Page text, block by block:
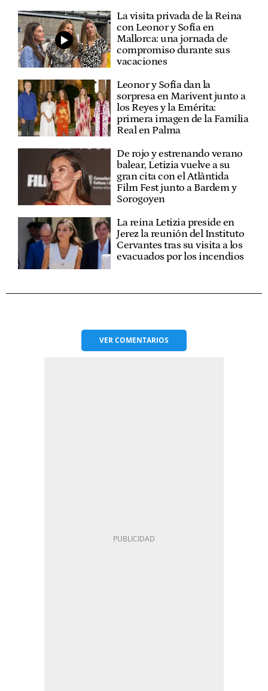
La visita privada de la Reina
con Leonor y Sofía en
Mallorca: una jornada de
compromiso durante sus
vacaciones
Leonor y Sofía dan la
sorpresa en Marivent junto a
los Reyes y la Emérita:
primera imagen de la Familia
Real en Palma
De rojo y estrenando verano
balear, Letizia vuelve a su
gran cita con el Atlàntida
Film Fest junto a Bardem y
Sorogoyen
La reina Letizia preside en
Jerez la reunión del Instituto
Cervantes tras su visita a los
evacuados por los incendios
VERCOMENTARIOS